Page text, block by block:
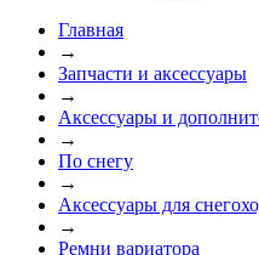
Главная
→
Запчасти и аксессуары
→
Аксессуары и
→
По снегу
→
Аксессуары для
→
Ремни вариатора